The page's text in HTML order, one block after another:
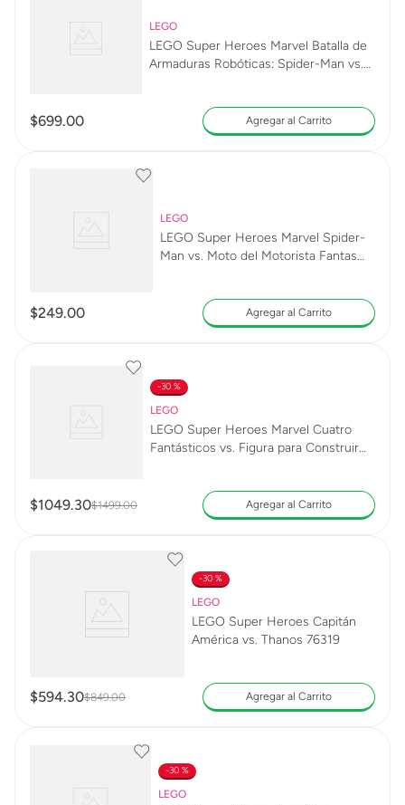
LEGO
LEGO Super Heroes Marvel Batalla de
Armaduras Robóticas: Spider-Man vs.
$699.00 Agregar al Carrito
LEGO
LEGO Super Heroes Marvel Spider-
Man vs. Moto del Motorista Fantasma
$249.00 Agregar al Carrito
30 %
LEGO
LEGO Super Heroes Marvel Cuatro
Fantásticos vs. Figura para Construir
$1049.30$1499.00 Agregar al Carrito
30 %
LEGO
LEGO Super Heroes Capitán
América vs. Thanos 76319
$594.30$849.00 Agregar al Carrito
30 %
LEGO